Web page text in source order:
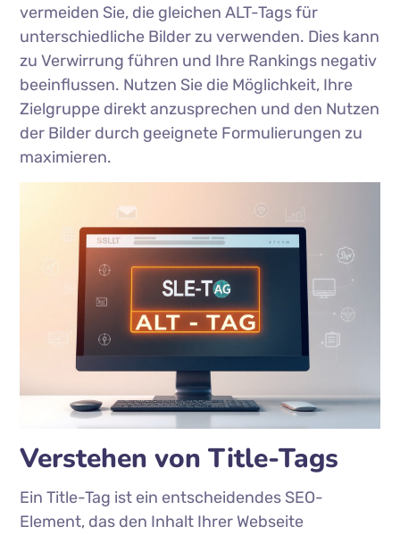
vermeiden Sie, die gleichen ALT-Tags für
unterschiedliche Bilder zu verwenden. Dies kann
zu Verwirrung führen und Ihre Rankings negativ
beeinflussen. Nutzen Sie die Möglichkeit, Ihre
Zielgruppe direkt anzusprechen und den Nutzen
der Bilder durch geeignete Formulierungen zu
maximieren.
Verstehen von Title-Tags
Ein Title-Tag ist ein entscheidendes SEO-
Element, das den Inhalt Ihrer Webseite